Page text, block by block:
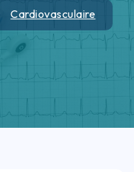
Cardiovasculaire